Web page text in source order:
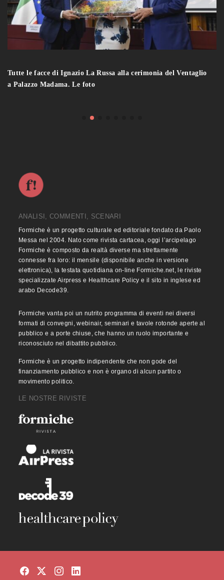
Tutte le facce di Ignazio La Russa alla cerimonia del Ventaglio
a Palazzo Madama. Le foto
ANALISI, COMMENTI, SCENARI
Formiche è un progetto culturale ed editoriale fondato da Paolo
Messa nel 2004. Nato come rivista cartacea, oggi l’arcipelago
Formiche è composto da realtà diverse ma strettamente
connesse fra loro: il mensile (disponibile anche in versione
elettronica), la testata quotidiana on-line Formiche.net, le riviste
specializzate Airpress e Healthcare Policy e il sito in inglese ed
arabo Decode39.
Formiche vanta poi un nutrito programma di eventi nei diversi
formati di convegni, webinair, seminari e tavole rotonde aperte al
pubblico e a porte chiuse, che hanno un ruolo importante e
riconosciuto nel dibattito pubblico.
Formiche è un progetto indipendente che non gode del
finanziamento pubblico e non è organo di alcun partito o
movimento politico.
LE NOSTRE RIVISTE